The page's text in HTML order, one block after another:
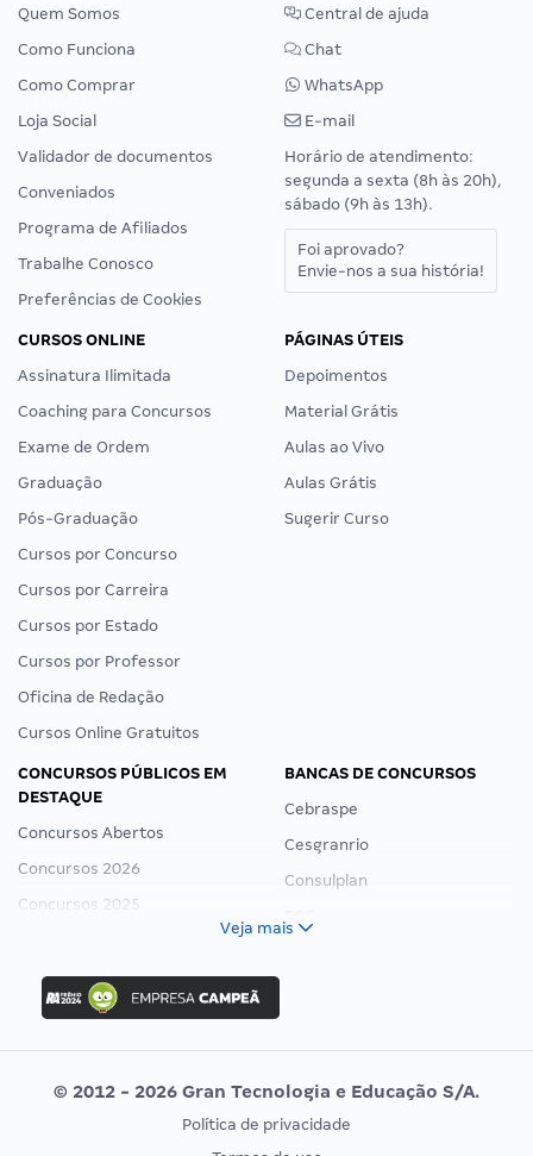
Quem Somos
Como Funciona
Como Comprar
Loja Social
Validador de documentos
Conveniados
Programa de Afiliados
Trabalhe Conosco
Preferências de Cookies
Central de ajuda
Chat
WhatsApp
E-mail
Horário de atendimento:
segunda a sexta (8h às 20h),
sábado (9h às 13h).
Foi aprovado?
Envie-nos a sua história!
CURSOS ONLINE
Assinatura Ilimitada
Coaching para Concursos
Exame de Ordem
Graduação
Pós-Graduação
Cursos por Concurso
Cursos por Carreira
Cursos por Estado
Cursos por Professor
Oficina de Redação
Cursos Online Gratuitos
PÁGINAS ÚTEIS
Depoimentos
Material Grátis
Aulas ao Vivo
Aulas Grátis
Sugerir Curso
CONCURSOS PÚBLICOS EM
DESTAQUE
Concursos Abertos
Concursos 2026
Concursos 2025
Concurso Ibama
Concurso MPU
Editais publicados
BANCAS DE CONCURSOS
Cebraspe
Cesgranrio
Consulplan
Vunesp
CONCURSOS POR PROFISSÃO EXAME DE ORDEM
Veja mais
© 2012 - 2026 Gran Tecnologia e Educação S/A.
Política de privacidade